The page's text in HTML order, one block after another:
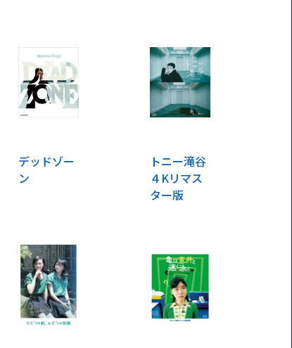
デッドゾー
ン
トニー滝谷
４Kリマス
ター版